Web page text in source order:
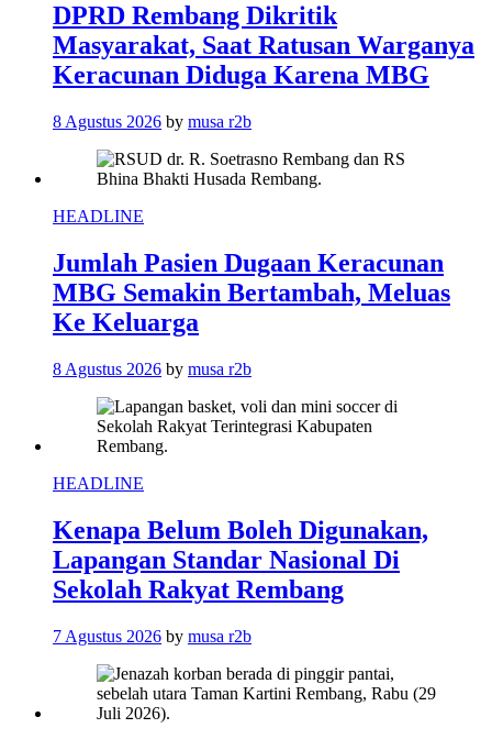
DPRD Rembang Dikritik
Masyarakat, Saat Ratusan Warganya
Keracunan Diduga Karena MBG
8 Agustus 2026 by musa r2b
HEADLINE
Jumlah Pasien Dugaan Keracunan
MBG Semakin Bertambah, Meluas
Ke Keluarga
8 Agustus 2026 by musa r2b
HEADLINE
Kenapa Belum Boleh Digunakan,
Lapangan Standar Nasional Di
Sekolah Rakyat Rembang
7 Agustus 2026 by musa r2b